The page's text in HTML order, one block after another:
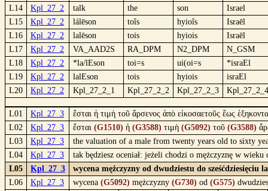
L14 Kpl_27_2 talk the son Israel
L15
Kpl_27_2 lálēson toîs hyioîs Israēl
L16
Kpl_27_2 lalēson tois hyiois Israēl
L17
Kpl_27_2 VA_AAD2S RA_DPM N2_DPM N_GSM
L18
Kpl_27_2 *la/lEson toi=s ui(oi=s *israEl
L19
Kpl_27_2 lalEson tois hyiois israEl
L20
Kpl_27_2 Kpl_27_2_1 Kpl_27_2_2 Kpl_27_2_3 Kpl_27_2_4
L01 Kpl_27_3
ἔσται ἡ τιμὴ τοῦ ἄρσενος ἀπὸ εἰκοσαετοῦς ἕως
L02
Kpl_27_3 ἔσται (G1510) ἡ (G3588) τιμὴ (G5092) τοῦ (G3588)
L03
Kpl_27_3
the valuation of a male from twenty years old to sixty
L04
Kpl_27_3
tak będziesz oceniał: jeżeli chodzi o mężczyznę w
L05
Kpl_27_3
wycena mężczyzny od dwudziestu do
L06
Kpl_27_3 wycena (G5092) mężczyzny (G730) od (G575)